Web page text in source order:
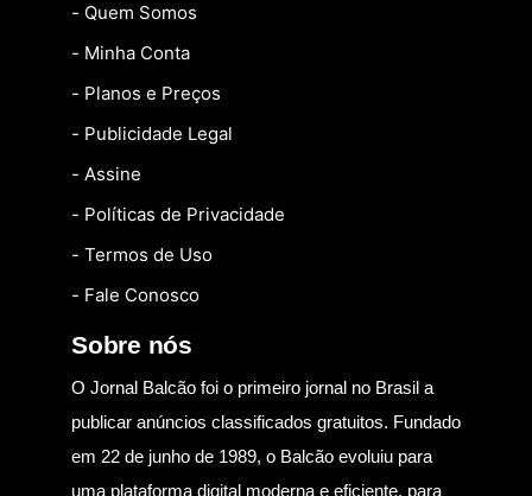
- Quem Somos
- Minha Conta
- Planos e Preços
- Publicidade Legal
- Assine
- Políticas de Privacidade
- Termos de Uso
- Fale Conosco
Sobre nós
O Jornal Balcão foi o primeiro jornal no Brasil a
publicar anúncios classificados gratuitos. Fundado
em 22 de junho de 1989, o Balcão evoluiu para
uma plataforma digital moderna e eficiente, para